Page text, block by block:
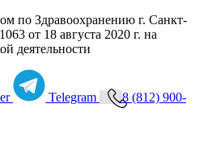
по Здравоохранению г. Санкт-
от 18 августа 2020 г. на
деятельности
Telegram
8 (812) 900-